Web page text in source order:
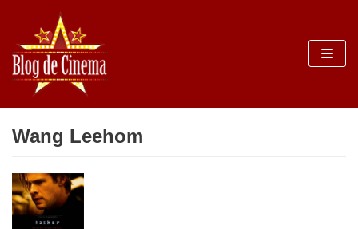
Sari
la
conținut
Wang Leehom